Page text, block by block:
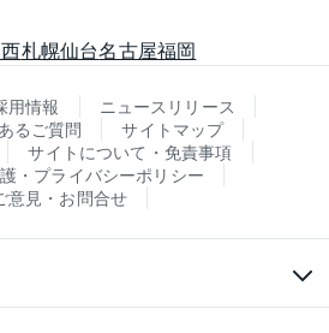
札幌仙台名古屋福岡
用情報
ニュースリリース
るご質問
サイトマップ
サイトについて・免責事項
・プライバシーポリシー
意見・お問合せ